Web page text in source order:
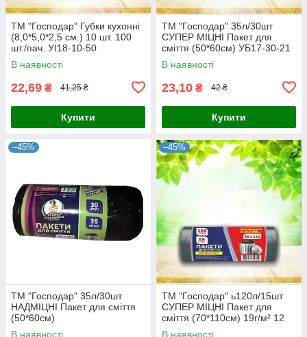
ТМ "Господар" Губки кухонні
(8,0*5,0*2,5 см.) 10 шт. 100
шт./пач. УІ18-10-50
В наявності
22,69 ₴ 41,25 ₴
Купити
ТМ "Господар" 35л/30шт
СУПЕР МІЦНІ Пакет для
сміття (50*60см) УБ17-30-21
В наявності
23,10 ₴ 42 ₴
Купити
–45%
ТМ "Господар" 35л/30шт
НАДМІЦНІ Пакет для сміття
(50*60см)
В наявності
–45%
ТМ "Господар" ь120л/15шт
СУПЕР МІЦНІ Пакет для
сміття (70*110см) 19г/м² 12
шт./
В наявності